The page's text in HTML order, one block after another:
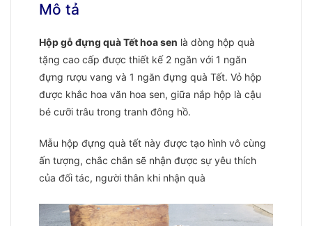
Mô tả
Hộp gỗ đựng quà Tết hoa sen là dòng hộp quà
tặng cao cấp được thiết kế 2 ngăn với 1 ngăn
đựng rượu vang và 1 ngăn đựng quà Tết. Vỏ hộp
được khắc hoa văn hoa sen, giữa nắp hộp là cậu
bé cưỡi trâu trong tranh đông hồ.
Mẫu hộp đựng quà tết này được tạo hình vô cùng
ấn tượng, chắc chắn sẽ nhận được sự yêu thích
của đối tác, người thân khi nhận quà